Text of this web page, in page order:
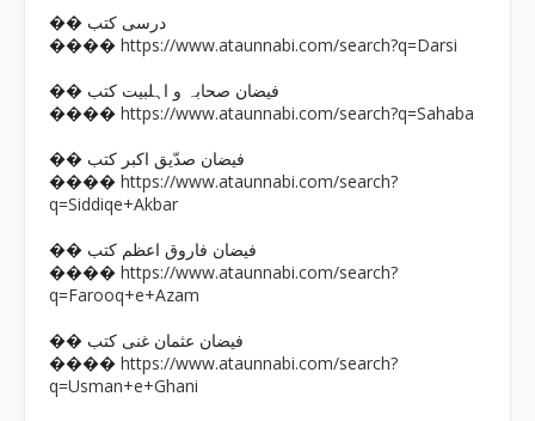
�� درسی کتب
���� https://www.ataunnabi.com/search?q=Darsi
�� فیضان صحابہ و اہلبیت کتب
���� https://www.ataunnabi.com/search?q=Sahaba
�� فیضان صدّیق اکبر کتب
���� https://www.ataunnabi.com/search?
q=Siddiqe+Akbar
�� فیضان فاروق اعظم کتب
���� https://www.ataunnabi.com/search?
q=Farooq+e+Azam
�� فیضان عثمان غنی کتب
���� https://www.ataunnabi.com/search?
q=Usman+e+Ghani